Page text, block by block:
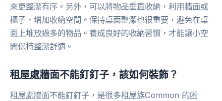
來更整潔有序。另外，可以將物品垂直收納，利用牆面或
櫃子，增加收納空間。保持桌面整潔也很重要，避免在桌
面上堆放過多的物品。養成良好的收納習慣，才能讓小空
間保持整潔舒適。
租屋處牆面不能釘釘子，該如何裝飾？
租屋處牆面不能釘釘子，是很多租屋族Common 的困